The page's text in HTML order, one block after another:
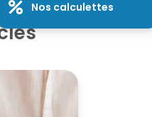
Nos calculettes